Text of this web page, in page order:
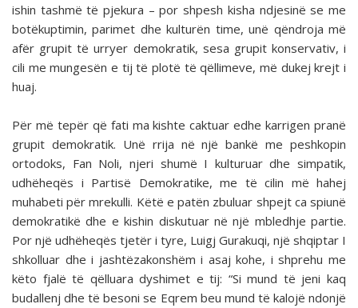
ishin tashmë të pjekura – por shpesh kisha ndjesinë se me
botëkuptimin, parimet dhe kulturën time, unë qëndroja më
afër grupit të urryer demokratik, sesa grupit konservativ, i
cili me mungesën e tij të plotë të qëllimeve, më dukej krejt i
huaj.
Për më tepër që fati ma kishte caktuar edhe karrigen pranë
grupit demokratik. Unë rrija në një bankë me peshkopin
ortodoks, Fan Noli, njeri shumë I kulturuar dhe simpatik,
udhëheqës i Partisë Demokratike, me të cilin më hahej
muhabeti për mrekulli. Këtë e patën zbuluar shpejt ca spiunë
demokratikë dhe e kishin diskutuar në një mbledhje partie.
Por një udhëheqës tjetër i tyre, Luigj Gurakuqi, një shqiptar I
shkolluar dhe i jashtëzakonshëm i asaj kohe, i shprehu me
këto fjalë të qëlluara dyshimet e tij: “Si mund të jeni kaq
budallenj dhe të besoni se Eqrem beu mund të kalojë ndonjë